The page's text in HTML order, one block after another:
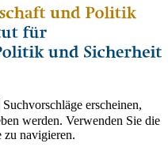
Suchvorschläge erscheinen,
werden. Verwenden Sie die
zu navigieren.